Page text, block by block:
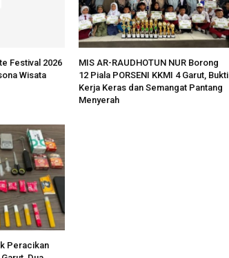
Festival 2026
Wisata
MIS AR-RAUDHOTUN NUR Borong
12 Piala PORSENI KKMI 4 Garut, Bukti
Kerja Keras dan Semangat Pantang
Menyerah
Peracikan